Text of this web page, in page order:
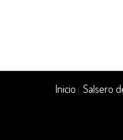
Inicio |Salsero